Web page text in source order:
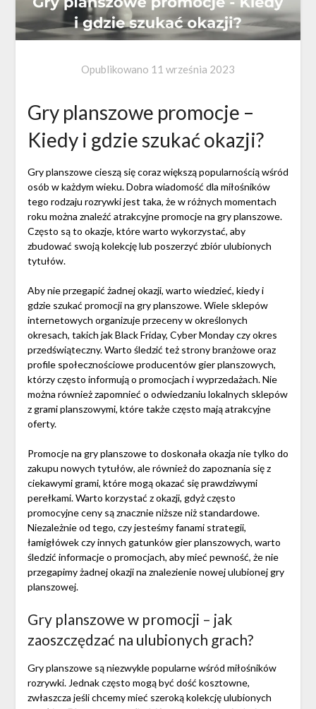
Opublikowano 11 września 2023
Gry planszowe promocje –
Kiedy i gdzie szukać okazji?
Gry planszowe cieszą się coraz większą popularnością wśród
osób w każdym wieku. Dobra wiadomość dla miłośników
tego rodzaju rozrywki jest taka, że w różnych momentach
roku można znaleźć atrakcyjne promocje na gry planszowe.
Często są to okazje, które warto wykorzystać, aby
zbudować swoją kolekcję lub poszerzyć zbiór ulubionych
tytułów.
Aby nie przegapić żadnej okazji, warto wiedzieć, kiedy i
gdzie szukać promocji na gry planszowe. Wiele sklepów
internetowych organizuje przeceny w określonych
okresach, takich jak Black Friday, Cyber Monday czy okres
przedświąteczny. Warto śledzić też strony branżowe oraz
profile społecznościowe producentów gier planszowych,
którzy często informują o promocjach i wyprzedażach. Nie
można również zapomnieć o odwiedzaniu lokalnych sklepów
z grami planszowymi, które także często mają atrakcyjne
oferty.
Promocje na gry planszowe to doskonała okazja nie tylko do
zakupu nowych tytułów, ale również do zapoznania się z
ciekawymi grami, które mogą okazać się prawdziwymi
perełkami. Warto korzystać z okazji, gdyż często
promocyjne ceny są znacznie niższe niż standardowe.
Niezależnie od tego, czy jesteśmy fanami strategii,
łamigłówek czy innych gatunków gier planszowych, warto
śledzić informacje o promocjach, aby mieć pewność, że nie
przegapimy żadnej okazji na znalezienie nowej ulubionej gry
planszowej.
Gry planszowe w promocji – jak
zaoszczędzać na ulubionych grach?
Gry planszowe są niezwykle popularne wśród miłośników
rozrywki. Jednak często mogą być dość kosztowne,
zwłaszcza jeśli chcemy mieć szeroką kolekcję ulubionych